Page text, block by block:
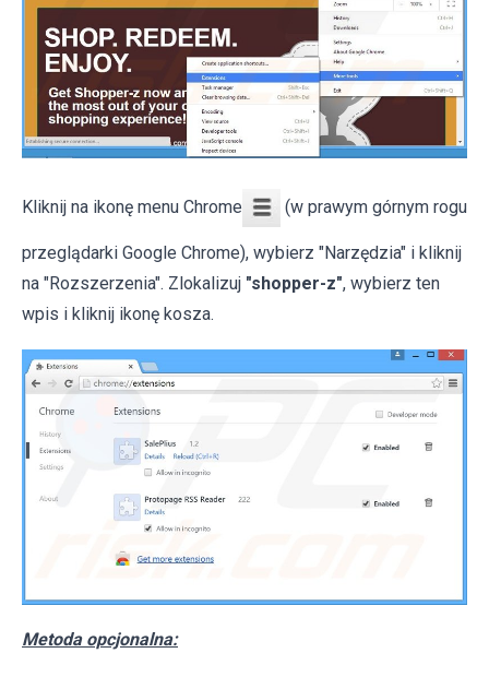
Kliknij na ikonę menu Chrome (w prawym górnym rogu
przeglądarki Google Chrome), wybierz "Narzędzia" i kliknij
na "Rozszerzenia". Zlokalizuj "shopper-z", wybierz ten
wpis i kliknij ikonę kosza.
Metoda opcjonalna: